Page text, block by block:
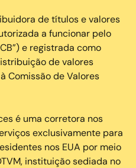
de títulos e valores
a funcionar pelo
e registrada como
de valores
Comissão de Valores
é uma corretora nos
exclusivamente para
nos EUA por meio
instituição sediada no